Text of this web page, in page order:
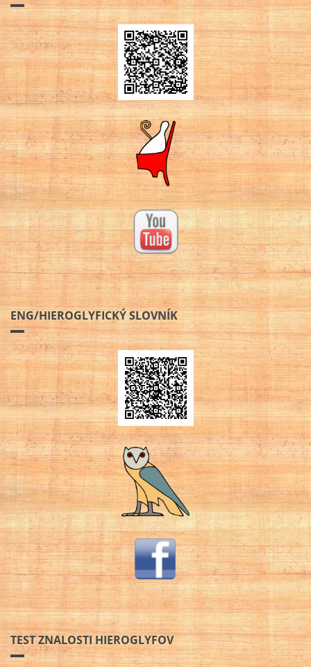
ENG/HIEROGLYFICKÝ SLOVNÍK
TEST ZNALOSTI HIEROGLYFOV